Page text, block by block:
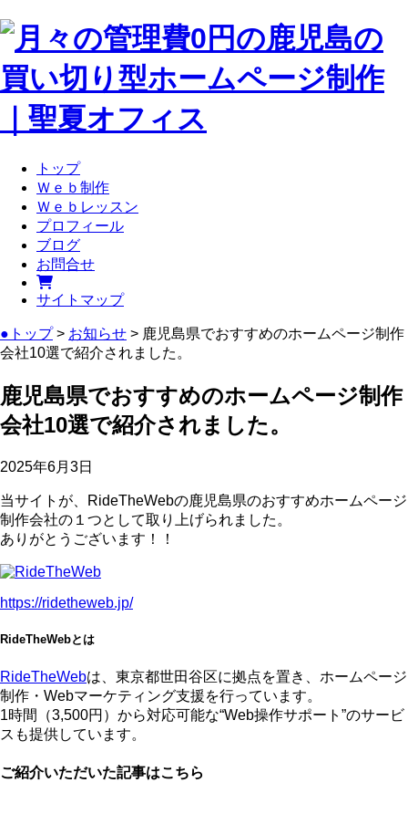
トップ
Ｗｅｂ制作
Ｗｅｂレッスン
プロフィール
ブログ
お問合せ
サイトマップ
●トップ> お知らせ > 鹿児島県でおすすめのホームページ制作
会社10選で紹介されました。
鹿児島県でおすすめのホームページ制作
会社10選で紹介されました。
2025年6月3日
当サイトが、RideTheWebの鹿児島県のおすすめホームページ
制作会社の１つとして取り上げられました。
ありがとうございます！！
https://ridetheweb.jp/
RideTheWebとは
RideTheWebは、東京都世田谷区に拠点を置き、ホームページ
制作・Webマーケティング支援を行っています。
1時間（3,500円）から対応可能な“Web操作サポート”のサービ
ス も提供しています。
ご紹介いただいた記事はこちら